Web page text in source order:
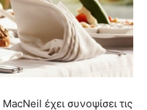
έχει συνοψίσει τις